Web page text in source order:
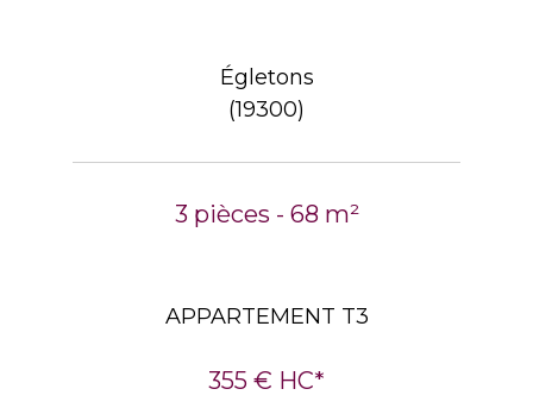
Égletons
(19300)
3 pièces - 68 m²
APPARTEMENT T3
355 € HC*